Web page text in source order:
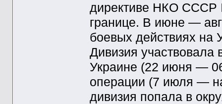
директиве НКО СССР
границе. В июне —
боевых действиях на
Дивизия участвовала
Украине (22 июня —
операции (7 июля —
дивизия попала в